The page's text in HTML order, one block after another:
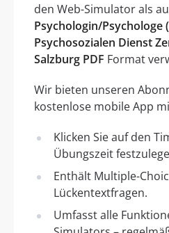
den Web-Simulator als
Psychologin/Psychologe
Psychosozialen Dienst
Salzburg PDF Format
Wir bieten unseren
kostenlose mobile App
Klicken Sie auf den
Übungszeit
Enthält Multiple-
Lückentextfragen.
Umfasst alle